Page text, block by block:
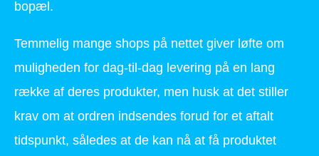
bopæl.
Temmelig mange shops på nettet giver løfte om
muligheden for dag-til-dag levering på en lang
række af deres produkter, men husk at det stiller
krav om at ordren indsendes forud for et aftalt
tidspunkt, således at de kan nå at få produktet